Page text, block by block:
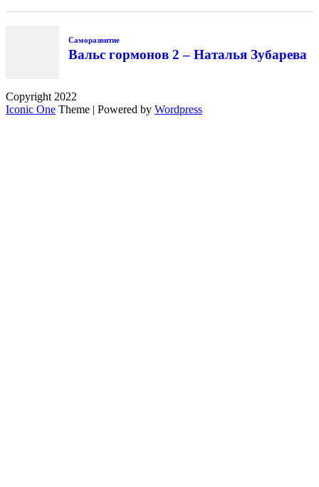
Саморазвитие
Вальс гормонов 2 – Наталья Зубарева
Copyright 2022
Iconic One Theme | Powered by Wordpress